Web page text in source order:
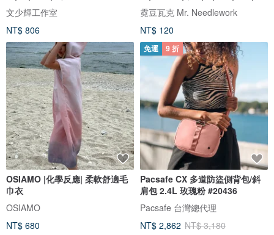
文少輝工作室
NT$ 806
針
霓豆瓦克 Mr. Needlework
NT$ 120
OSIAMO |化學反應| 柔軟舒適毛
巾衣
OSIAMO
NT$ 680
免運 9 折
Pacsafe CX 多道防盜側背包/斜
肩包 2.4L 玫瑰粉 #20436
Pacsafe 台灣總代理
NT$ 2,862 NT$ 3,180